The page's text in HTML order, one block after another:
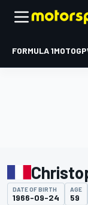
FORMULA 1MOTOGP
DATE OF BIRTH
1966-09-24
AGE
59